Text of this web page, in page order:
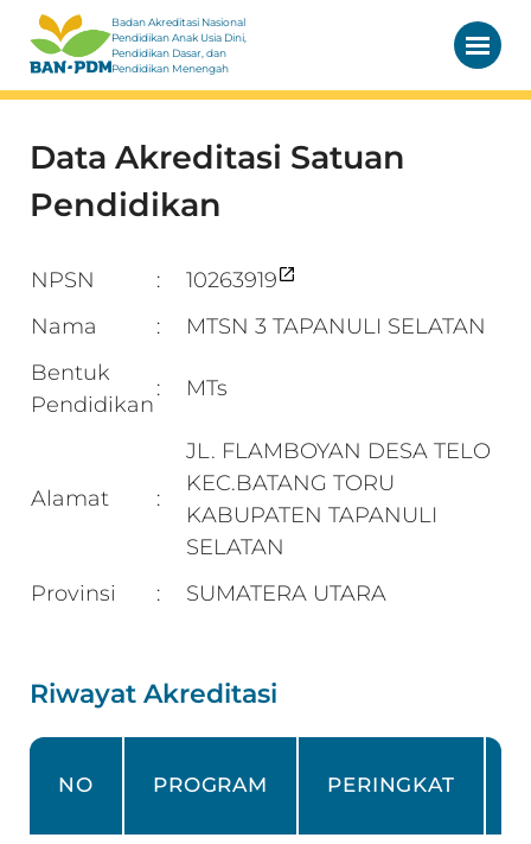
Badan Akreditasi Nasional
Pendidikan Anak Usia Dini,
Pendidikan Dasar, dan
Pendidikan Menengah
Data Akreditasi Satuan
Pendidikan
NPSN :
10263919
Nama
:
MTSN 3 TAPANULI SELATAN
Bentuk
Pendidikan
: MTs
Alamat :
JL. FLAMBOYAN DESA TELO
KEC.BATANG TORU
KABUPATEN TAPANULI
SELATAN
Provinsi
: SUMATERA UTARA
Riwayat Akreditasi
NO PROGRAM PERINGKAT